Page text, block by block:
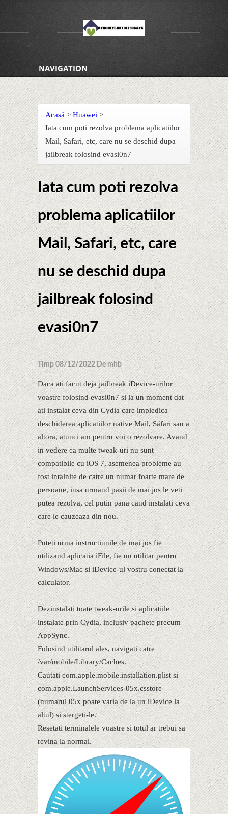
NAVIGATION
Acasă > Huawei >
Iata cum poti rezolva problema aplicatiilor
Mail, Safari, etc, care nu se deschid dupa
jailbreak folosind evasi0n7
Iata cum poti rezolva
problema aplicatiilor
Mail, Safari, etc, care
nu se deschid dupa
jailbreak folosind
evasi0n7
Timp 08/12/2022 De mhb
Daca ati facut deja jailbreak iDevice-urilor
voastre folosind evasi0n7 si la un moment dat
ati instalat ceva din Cydia care impiedica
deschiderea aplicatiilor native Mail, Safari sau a
altora, atunci am pentru voi o rezolvare. Avand
in vedere ca multe tweak-uri nu sunt
compatibile cu iOS 7, asemenea probleme au
fost intalnite de catre un numar foarte mare de
persoane, insa urmand pasii de mai jos le veti
putea rezolva, cel putin pana cand instalati ceva
care le cauzeaza din nou.
Puteti urma instructiunile de mai jos fie
utilizand aplicatia iFile, fie un utilitar pentru
Windows/Mac si iDevice-ul vostru conectat la
calculator.
Dezinstalati toate tweak-urile si aplicatiile
instalate prin Cydia, inclusiv pachete precum
AppSync.
Folosind utilitarul ales, navigati catre
/var/mobile/Library/Caches.
Cautati com.apple.mobile.installation.plist si
com.apple.LaunchServices-05x.csstore
(numarul 05x poate varia de la un iDevice la
altul) si stergeti-le.
Resetati terminalele voastre si totul ar trebui sa
revina la normal.